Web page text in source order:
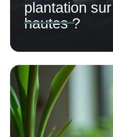
plantation
hautes ?